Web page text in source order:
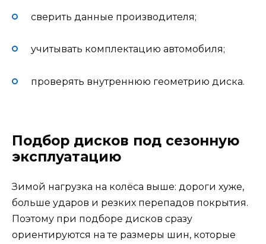
сверить данные производителя;
учитывать комплектацию автомобиля;
проверять внутреннюю геометрию диска.
Подбор дисков под сезонную
эксплуатацию
Зимой нагрузка на колёса выше: дороги хуже,
больше ударов и резких перепадов покрытия.
Поэтому при подборе дисков сразу
ориентируются на те размеры шин, которые